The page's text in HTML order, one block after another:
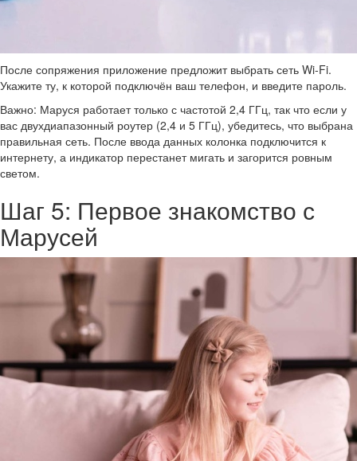
После сопряжения приложение предложит выбрать сеть Wi-Fi.
Укажите ту, к которой подключён ваш телефон, и введите пароль.
Важно: Маруся работает только с частотой 2,4 ГГц, так что если у
вас двухдиапазонный роутер (2,4 и 5 ГГц), убедитесь, что выбрана
правильная сеть. После ввода данных колонка подключится к
интернету, а индикатор перестанет мигать и загорится ровным
светом.
Шаг 5: Первое знакомство с
Марусей